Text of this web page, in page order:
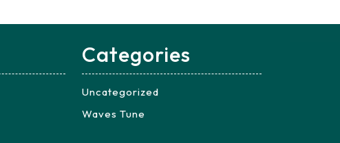
Categories
Uncategorized
Waves Tune